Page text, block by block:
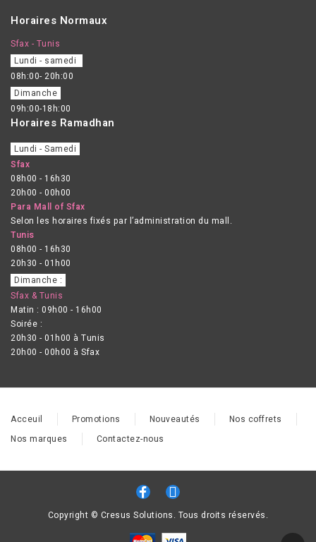
Horaires Normaux
Sfax - Tunis
Lundi - samedi
08h:00- 20h:00
Dimanche
09h:00-18h:00
Horaires Ramadhan
Lundi - Samedi
Sfax
08h00 - 16h30
20h00 - 00h00
Para Mall of Sfax
Selon les horaires fixés par l’administration du mall.
Tunis
08h00 - 16h30
20h30 - 01h00
Dimanche :
Sfax & Tunis
Matin : 09h00 - 16h00
Soirée :
20h30 - 01h00 à Tunis
20h00 - 00h00 à Sfax
Acceuil Promotions Nouveautés
Nos coffrets
Nos marques
Contactez-nous
Copyright © Cresus Solutions. Tous droits réservés.